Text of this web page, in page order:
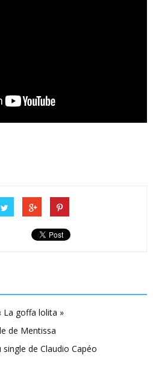
La goffa lolita »
de Mentissa
single de Claudio Capéo